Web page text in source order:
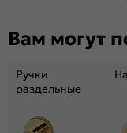
Вес, кг:
Кромка:
Возможность
Вам могут
Ручки
раздельные